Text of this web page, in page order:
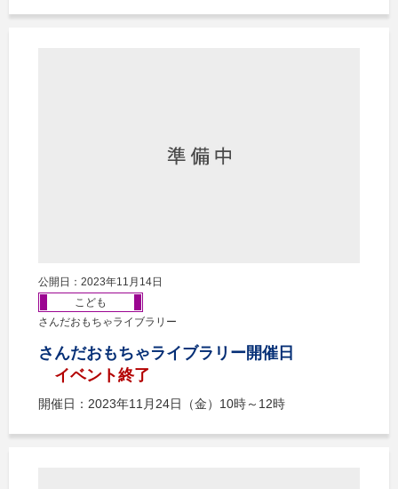
公開日：2023年11月14日
こども
さんだおもちゃライブラリー
さんだおもちゃライブラリー開催日
イベント終了
開催日：2023年11月24日（金）10時～12時